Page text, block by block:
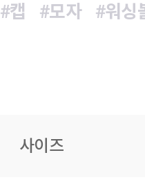
#캡 #모자
#워싱
사이즈